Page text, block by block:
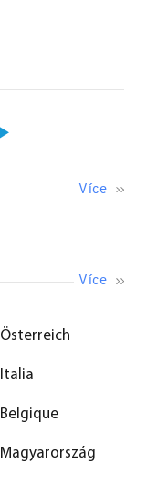
Österreich
Italia
Belgique
Magyarország